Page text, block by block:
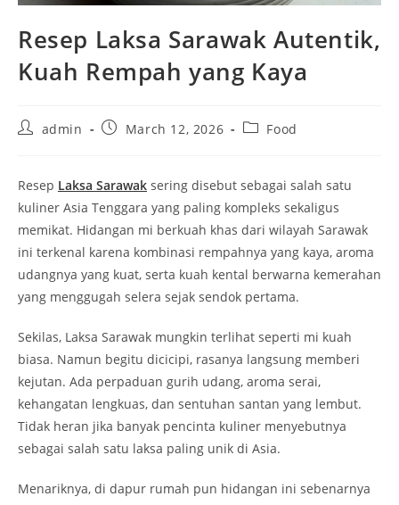
Resep Laksa Sarawak Autentik,
Kuah Rempah yang Kaya
Postadmin
PostMarch 12, 2026
PostFood
Resep Laksa Sarawak sering disebut sebagai salah satu
kuliner Asia Tenggara yang paling kompleks sekaligus
memikat. Hidangan mi berkuah khas dari wilayah Sarawak
ini terkenal karena kombinasi rempahnya yang kaya, aroma
udangnya yang kuat, serta kuah kental berwarna kemerahan
yang menggugah selera sejak sendok pertama.
Sekilas, Laksa Sarawak mungkin terlihat seperti mi kuah
biasa. Namun begitu dicicipi, rasanya langsung memberi
kejutan. Ada perpaduan gurih udang, aroma serai,
kehangatan lengkuas, dan sentuhan santan yang lembut.
Tidak heran jika banyak pencinta kuliner menyebutnya
sebagai salah satu laksa paling unik di Asia.
Menariknya, di dapur rumah pun hidangan ini sebenarnya